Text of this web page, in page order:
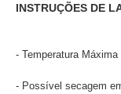
INSTRUÇÕES DE
- Temperatura Máxima
- Possível secagem